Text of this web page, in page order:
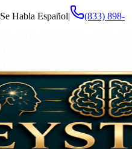
Se Habla Español|
(833) 898-